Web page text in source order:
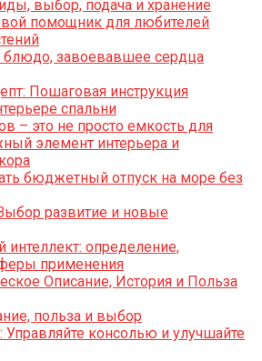
выбор, подача и хранение
помощник для любителей
блюдо, завоевавшее сердца
Пошаговая инструкция
спальни
– это не просто емкость для
элемент интерьера и
бюджетный отпуск на море без
развитие и новые
интеллект: определение,
применения
Описание, История и Польза
польза и выбор
Управляйте консолью и улучшайте